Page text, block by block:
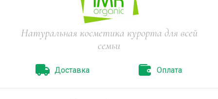
Натуральная косметика курорта для всей
семьи
Доставка Оплата